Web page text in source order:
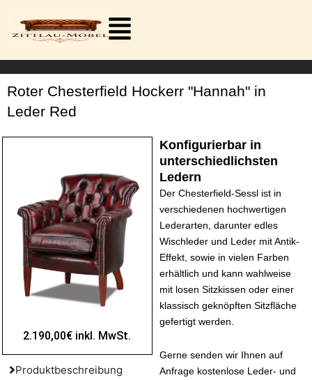
Inhalt
springen
Roter Chesterfield Hockerr "Hannah" in
Leder Red
2.190,00€ inkl. MwSt.
Produktbeschreibung
Konfigurierbar in
unterschiedlichsten
Ledern
Der Chesterfield-Sessl ist in
verschiedenen hochwertigen
Lederarten, darunter edles
Wischleder und Leder mit Antik-
Effekt, sowie in vielen Farben
erhältlich und kann wahlweise
mit losen Sitzkissen oder einer
klassisch geknöpften Sitzfläche
gefertigt werden.
Gerne senden wir Ihnen auf
Anfrage kostenlose Leder- und